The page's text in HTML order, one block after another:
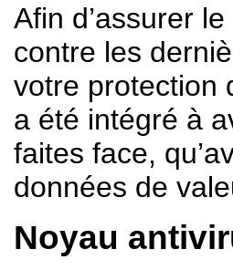
Afin d’assurer
contre les
votre protection
a été intégré à
faites face,
données de
Noyau